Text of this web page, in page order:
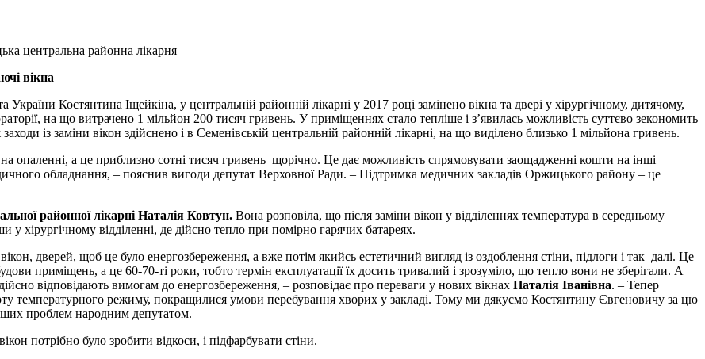
центральна районна лікарня
вікна
Костянтина Іщейкіна, у центральній районній лікарні у 2017 році замінено вікна та двері у хірургічному, дитячому,
на що витрачено 1 мільйон 200 тисяч гривень. У приміщеннях стало тепліше і з’явилась можливість суттєво зекономить
із заміни вікон здійснено і в Семенівській центральній районній лікарні, на що виділено близько 1 мільйона гривень.
опаленні, а це приблизно сотні тисяч гривень щорічно. Це дає можливість спрямовувати заощадженні кошти на інші
обладнання, – пояснив вигоди депутат Верховної Ради. – Підтримка медичних закладів Оржицького району – це
районної лікарні Наталія Ковтун. Вона розповіла, що після заміни вікон у відділеннях температура в середньому
хірургічному відділенні, де дійсно тепло при помірно гарячих батареях.
дверей, щоб це було енергозбереження, а вже потім якийсь естетичний вигляд із оздоблення стіни, підлоги і так далі. Це
приміщень, а це 60-70-ті роки, тобто термін експлуатації їх досить тривалий і зрозуміло, що тепло вони не зберігали. А
відповідають вимогам до енергозбереження, – розповідає про переваги у нових вікнах Наталія Іванівна. – Тепер
температурного режиму, покращилися умови перебування хворих у закладі. Тому ми дякуємо Костянтину Євгеновичу за цю
проблем народним депутатом.
потрібно було зробити відкоси, і підфарбувати стіни.